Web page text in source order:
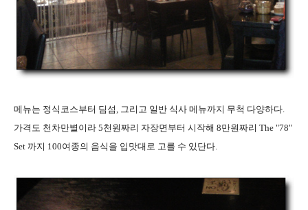
메뉴는 정식코스부터 딤섬, 그리고 일반 식사 메뉴까지 무척 다양하다.
가격도 천차만별이라 5천원짜리 자장면부터 시작해 8만원짜리 The "78"
Set 까지 100여종의 음식을 입맛대로 고를 수 있단다.